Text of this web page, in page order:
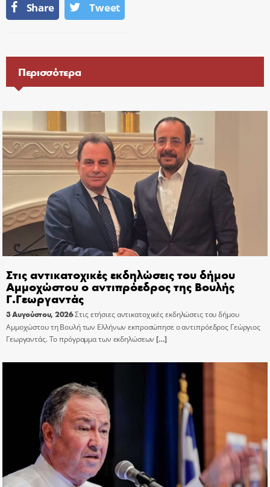
Share Tweet
Περισσότερα
Στις αντικατοχικές εκδηλώσεις του δήμου
Αμμοχώστου ο αντιπρόεδρος της Βουλής
Γ.Γεωργαντάς
3 Αυγούστου, 2026Στις ετήσιες αντικατοχικές εκδηλώσεις του δήμου
Αμμοχώστου τη Βουλή των Ελλήνων εκπροσώπησε ο αντιπρόεδρος Γεώργιος
Γεωργαντάς. Το πρόγραμμα των εκδηλώσεων […]